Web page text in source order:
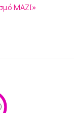
ΜΑΖΙ»